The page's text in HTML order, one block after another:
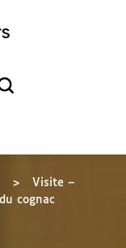
>
Visite –
cognac